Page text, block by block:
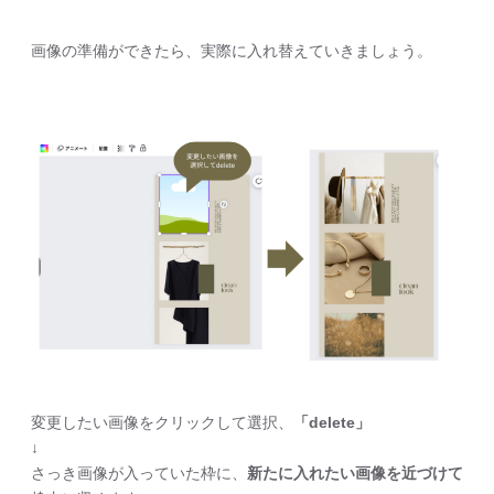
画像の準備ができたら、実際に入れ替えていきましょう。
変更したい画像をクリックして選択、
「delete」
↓
さっき画像が入っていた枠に、 新たに入れたい画像を近づけて